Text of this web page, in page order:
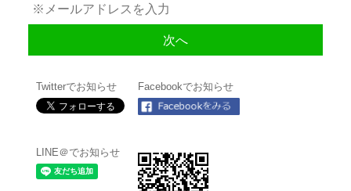
Twitterでお知らせ Facebookでお知らせ
LINE＠でお知らせ